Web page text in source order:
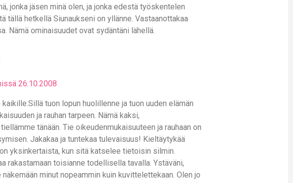
jonka jäsen minä olen, ja jonka edestä työskentelen
tällä hetkellä Siunaukseni on yllänne. Vastaanottakaa
Nämä ominaisuudet ovat sydäntäni lähellä.
26.10.2008
tuon lopun huolillenne ja tuon uuden elämän
ja rauhan tarpeen. Nämä kaksi,
tänään. Tie oikeudenmukaisuuteen ja rauhaan on
Jakakaa ja tuntekaa tulevaisuus! Kieltäytykää
yksinkertaista, kun sitä katselee tietoisin silmin.
rakastamaan toisianne todellisella tavalla. Ystäväni,
minut nopeammin kuin kuvittelettekaan. Olen jo